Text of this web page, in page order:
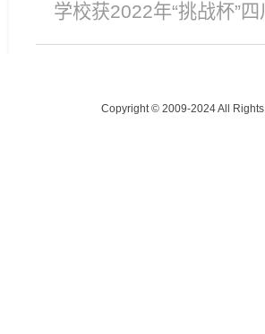
学校获2022年“挑战杯”
Copyright © 2009-2024 All